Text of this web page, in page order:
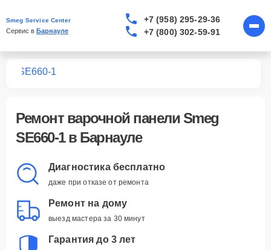
Smeg Service Center
Сервис в Барнауле
+7 (958) 295-29-36
+7 (800) 302-59-91
SE660-1
Ремонт варочной панели Smeg
SE660-1в Барнауле
Диагностика бесплатно
даже при отказе от ремонта
Ремонт на дому
выезд мастера за 30 минут
Гарантия до 3 лет